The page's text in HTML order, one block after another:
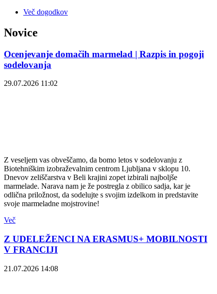
Več dogodkov
Novice
Ocenjevanje domačih marmelad | Razpis in pogoji
sodelovanja
29.07.2026 11:02
Z veseljem vas obveščamo, da bomo letos v sodelovanju z
Biotehniškim izobraževalnim centrom Ljubljana v sklopu 10.
Dnevov zeliščarstva v Beli krajini zopet izbirali najboljše
marmelade. Narava nam je že postregla z obilico sadja, kar je
odlična priložnost, da sodelujte s svojim izdelkom in predstavite
svoje marmeladne mojstrovine!
Več
Z UDELEŽENCI NA ERASMUS+ MOBILNOSTI
V FRANCIJI
21.07.2026 14:08